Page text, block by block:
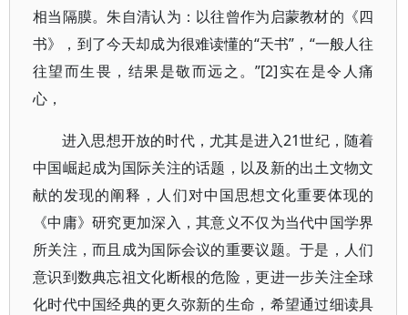
相当隔膜。朱自清认为：以往曾作为启蒙教材的《四
书》，到了今天却成为很难读懂的“天书”，“一般人往
往望而生畏，结果是敬而远之。”[2]实在是令人痛
心，
进入思想开放的时代，尤其是进入21世纪，随着
中国崛起成为国际关注的话题，以及新的出土文物文
献的发现的阐释，人们对中国思想文化重要体现的
《中庸》研究更加深入，其意义不仅为当代中国学界
所关注，而且成为国际会议的重要议题。于是，人们
意识到数典忘祖文化断根的危险，更进一步关注全球
化时代中国经典的更久弥新的生命，希望通过细读具